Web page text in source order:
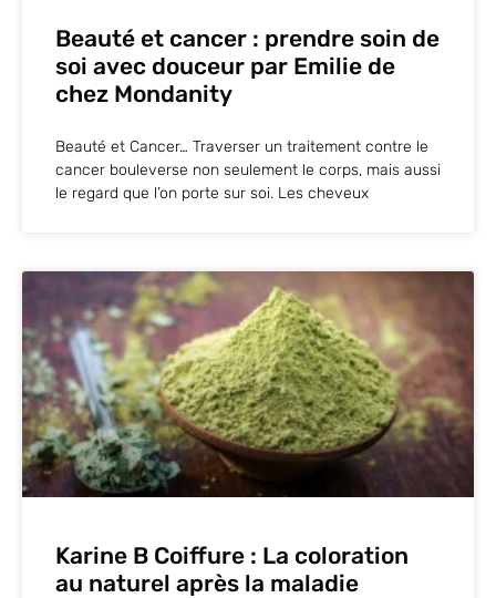
Beauté et cancer : prendre soin de
soi avec douceur par Emilie de
chez Mondanity
Beauté et Cancer… Traverser un traitement contre le
cancer bouleverse non seulement le corps, mais aussi
le regard que l’on porte sur soi. Les cheveux
Karine B Coiffure : La coloration
au naturel après la maladie